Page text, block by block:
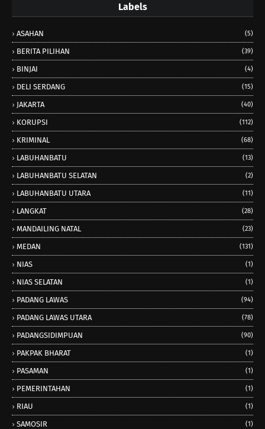
Labels
ASAHAN (5)
BERITA PILIHAN (39)
BINJAI (4)
DELI SERDANG (15)
JAKARTA (40)
KORUPSI (112)
KRIMINAL (68)
LABUHANBATU (13)
LABUHANBATU SELATAN (2)
LABUHANBATU UTARA (11)
LANGKAT (28)
MANDAILING NATAL (23)
MEDAN (131)
NIAS (1)
NIAS SELATAN (1)
PADANG LAWAS (94)
PADANG LAWAS UTARA (78)
PADANGSIDIMPUAN (90)
PAKPAK BHARAT (1)
PASAMAN (1)
PEMERINTAHAN (1)
RIAU (1)
SAMOSIR (1)